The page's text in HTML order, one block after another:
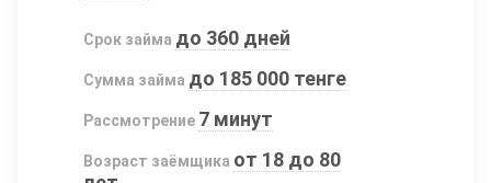
Срок займа до 360 дней
Сумма займа до 185 000 тенге
Рассмотрение 7 минут
Возраст заёмщика от 18 до 80